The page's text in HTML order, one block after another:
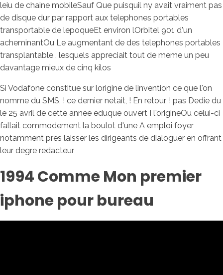
leiu de chaine mobileSauf Que puisquil ny avait vraiment pas
de disque dur par rapport aux telephones portables
transportable de lepoqueEt environ lOrbitel 901 d'un
acheminantOu Le augmentant de des telephones portables
transplantable , lesquels appreciait tout de meme un peu
davantage mieux de cinq kilos
Si Vodafone constitue sur lorigine de linvention ce que l'on
nomme du SMS, ! ce dernier netait, ! En retour, ! pas Dedie du
le 25 avril de cette annee eduque ouvert I l'origineOu celui-ci
fallait commodement la boulot d'une A emploi foyer
notamment pres laisser les dirigeants de dialoguer en offrant
leur degre redacteur
1994 Comme Mon premier
iphone pour bureau